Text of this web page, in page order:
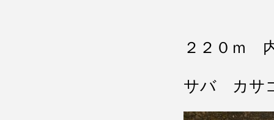
２２０ｍ
サバ カサ